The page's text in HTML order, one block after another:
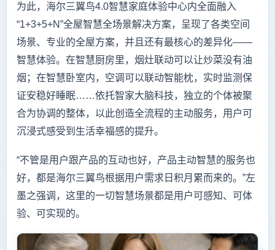
为此，海尔三翼鸟4.0智慧家庭体验中心内全面融入
“1+3+5+N”全屋智慧全场景解决方案，呈现了各类空间
场景、专业的全屋方案，并且还有最核心的差异化——
智慧体验。在智慧厨房里，烟灶联动可以让炒菜没有油
烟；在智慧卧室内，空调可以联动智能枕，实时监测保
证安稳好睡眠……依托智家大脑科技，独立的个体被聚
合为协调的整体，以此创造全流程的主动服务，用户可
沉浸式感受到生活幸福感的提升。
“不管是用户跟产品的互动也好，产品主动智慧的服务也
好，都是海尔三翼鸟根据用户需求日积月累而来的。”左
墨之强调，这里的一切智慧场景都是用户可感知、可体
验、可实现的。